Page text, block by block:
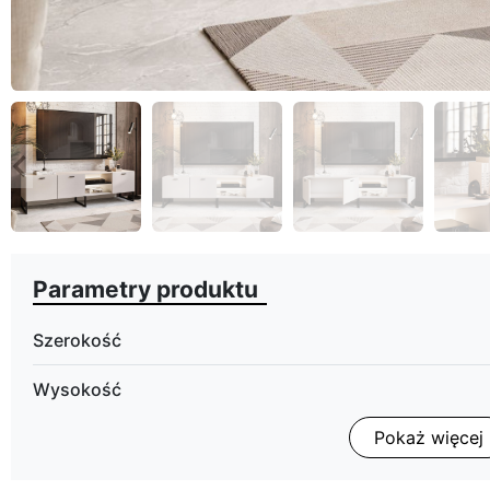
Poprzedni
Parametry produktu
Szerokość
Wysokość
Pokaż więcej